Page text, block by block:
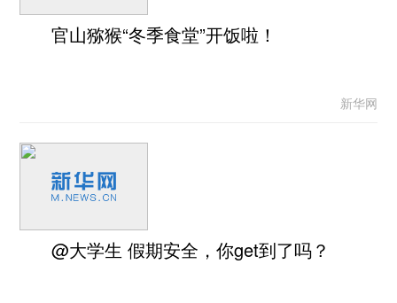
官山猕猴“冬季食堂”开饭啦！
新华网
@大学生 假期安全，你get到了吗？